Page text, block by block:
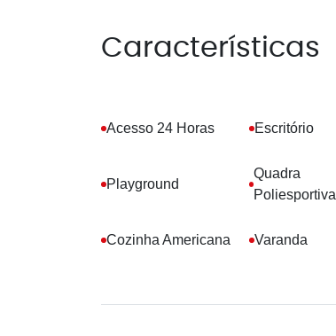
Características
Acesso 24 Horas Escritório
Playground
Quadra
Poliesportiva
Cozinha Americana Varanda